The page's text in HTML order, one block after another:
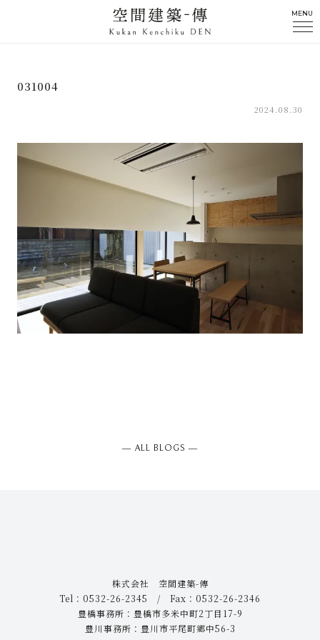
MENU
031004
2024.08.30
― ALL BLOGS ―
株式会社 空間建築-傳
Tel：0532-26-2345 / Fax：0532-26-2346
豊橋事務所：豊橋市多米中町2丁目17-9
豊川事務所：豊川市平尾町郷中56-3